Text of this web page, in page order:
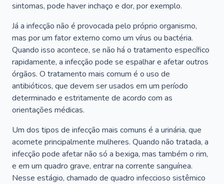
sintomas, pode haver inchaço e dor, por exemplo.
Já a infecção não é provocada pelo próprio organismo,
mas por um fator externo como um vírus ou bactéria.
Quando isso acontece, se não há o tratamento específico
rapidamente, a infecção pode se espalhar e afetar outros
órgãos. O tratamento mais comum é o uso de
antibióticos, que devem ser usados em um período
determinado e estritamente de acordo com as
orientações médicas.
Um dos tipos de infecção mais comuns é a urinária, que
acomete principalmente mulheres. Quando não tratada, a
infecção pode afetar não só a bexiga, mas também o rim,
e em um quadro grave, entrar na corrente sanguínea.
Nesse estágio, chamado de quadro infeccioso sistêmico